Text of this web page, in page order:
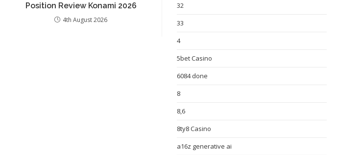
Position Review Konami 2026
4th August 2026
32
33
4
5bet Casino
6084 done
8
8,6
8ty8 Casino
a16z generative ai